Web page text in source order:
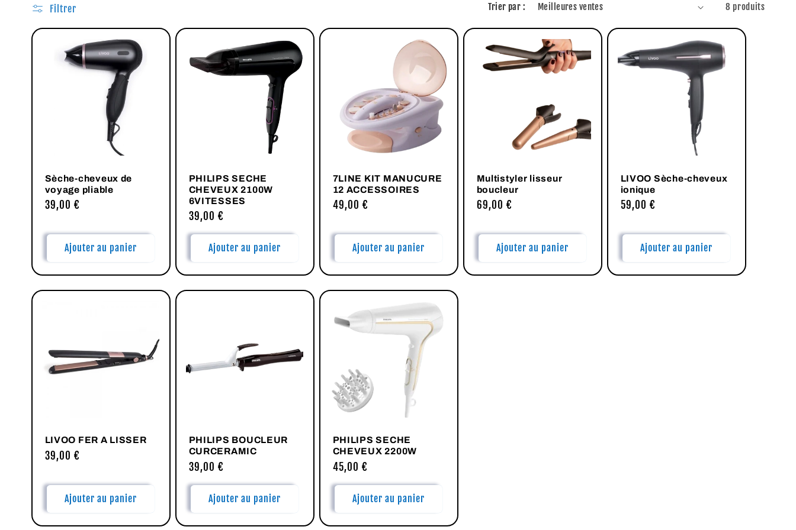
l
o
n
:
Filtrer Trier par : 8 produits
Sèche-cheveux de
voyage pliable
Prix
39,00 €
Ajouter au panier
PHILIPS SECHE
CHEVEUX 2100W
6VITESSES
Prix
habituel
39,00 €
Ajouter au panier
7LINE KIT MANUCURE
12 ACCESSOIRES
Prix
49,00 €
Ajouter au panier
Multistyler lisseur
boucleur
Prix
69,00 €
Ajouter au panier
LIVOO Sèche-cheveux
ionique
Prix
59,00 €
Ajouter au panier
LIVOO FER A LISSER
Prix
39,00 €
Ajouter au panier
PHILIPS BOUCLEUR
CURCERAMIC
Prix
habituel
39,00 €
Ajouter au panier
PHILIPS SECHE
CHEVEUX 2200W
Prix
habituel
45,00 €
Ajouter au panier